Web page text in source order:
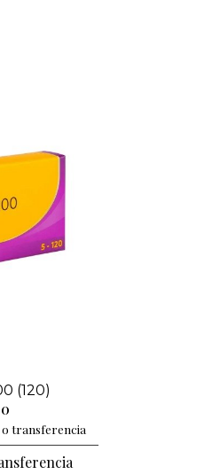
(120)
o transferencia